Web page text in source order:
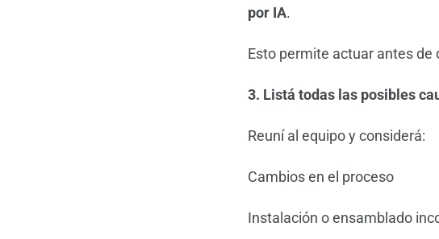
por IA.
Esto permite actuar antes
3. Listá todas las posibles
Reuní al equipo y considerá:
Cambios en el proceso
Instalación o ensamblado